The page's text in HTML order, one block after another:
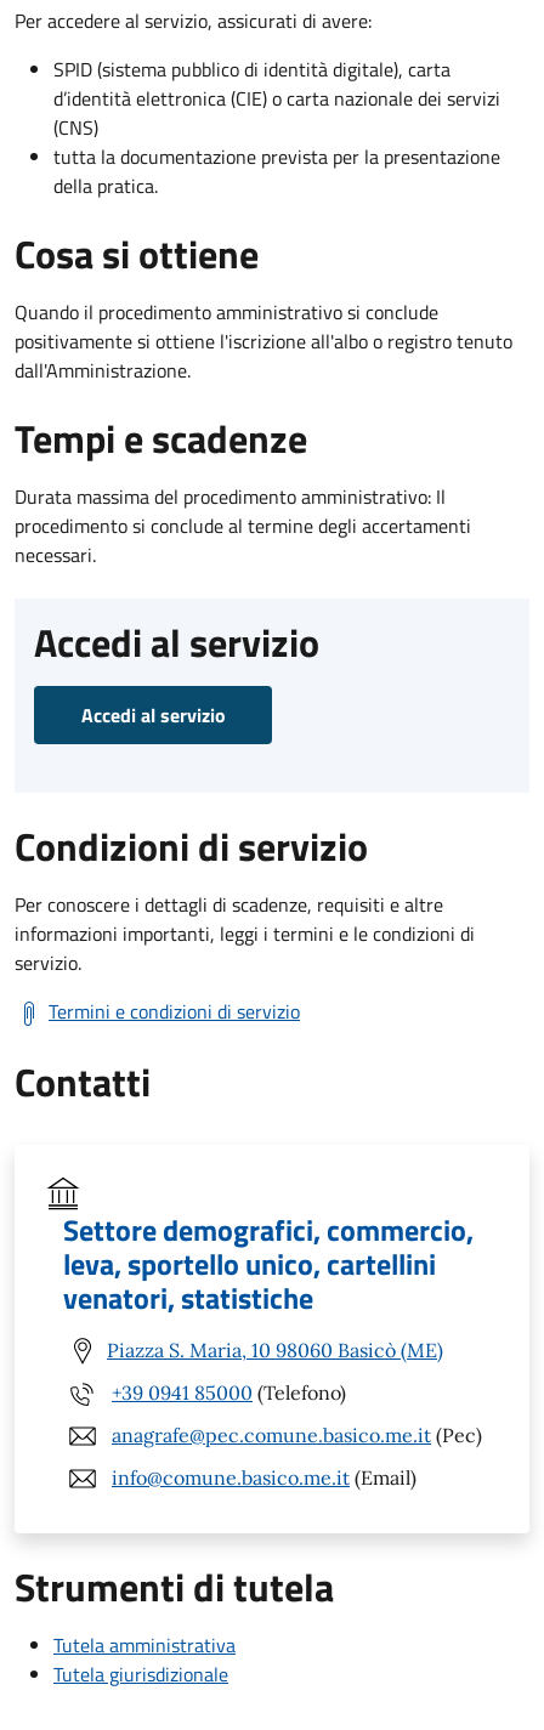
Per accedere al servizio, assicurati di avere:
SPID (sistema pubblico di identità digitale), carta
d’identità elettronica (CIE) o carta nazionale dei servizi
(CNS)
tutta la documentazione prevista per la presentazione
della pratica.
Cosa si ottiene
Quando il procedimento amministrativo si conclude
positivamente si ottiene l'iscrizione all'albo o registro tenuto
dall'Amministrazione.
Tempi e scadenze
Durata massima del procedimento amministrativo: Il
procedimento si conclude al termine degli accertamenti
necessari.
Accedi al servizio
Accedi al servizio
Condizioni di servizio
Per conoscere i dettagli di scadenze, requisiti e altre
informazioni importanti, leggi i termini e le condizioni di
servizio.
Termini e condizioni di servizio
Contatti
Settore demografici, commercio,
leva, sportello unico, cartellini
venatori, statistiche
Piazza S. Maria, 10 98060 Basicò (ME)
+39 0941 85000 (Telefono)
anagrafe@pec.comune.basico.me.it (Pec)
info@comune.basico.me.it (Email)
Strumenti di tutela
Tutela amministrativa
Tutela giurisdizionale